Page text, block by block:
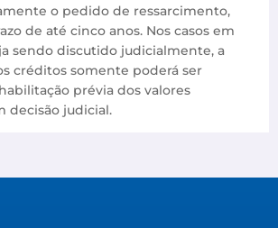
o pedido de ressarcimento,
de até cinco anos. Nos casos em
sendo discutido judicialmente, a
créditos somente poderá ser
prévia dos valores
decisão judicial.